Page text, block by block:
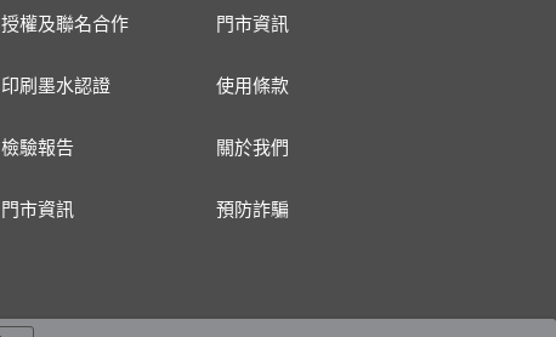
授權及聯名合作 門市資訊
印刷墨水認證 使用條款
檢驗報告 關於我們
門市資訊 預防詐騙